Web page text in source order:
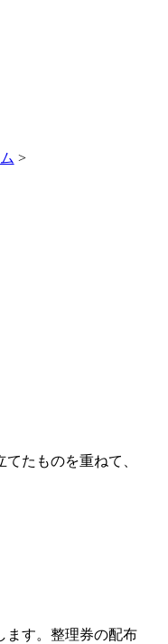
>
たものを重ねて、
す。整理券の配布